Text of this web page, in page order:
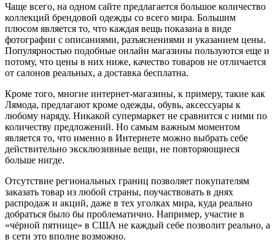
Чаще всего, на одном сайте предлагается большое количество
коллекций брендовой одежды со всего мира. Большим
плюсом является то, что каждая вещь показана в виде
фотографии с описаниями, разъяснениями и указанием цены.
Популярностью подобные онлайн магазины пользуются еще и
потому, что цены в них ниже, качество товаров не отличается
от салонов реальных, а доставка бесплатна.
Кроме того, многие интернет-магазины, к примеру, такие как
Лямода, предлагают кроме одежды, обувь, аксессуары к
любому наряду. Никакой супермаркет не сравнится с ними по
количеству предложений. Но самым важным моментом
является то, что именно в Интернете можно выбрать себе
действительно эксклюзивные вещи, не повторяющиеся
больше нигде.
Отсутствие региональных границ позволяет покупателям
заказать товар из любой страны, поучаствовать в днях
распродаж и акций, даже в тех уголках мира, куда реально
добраться было бы проблематично. Например, участие в
«чёрной пятнице» в США не каждый себе позволит реально, а
в сети это вполне возможно.